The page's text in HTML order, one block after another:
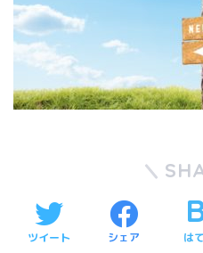
ツイート シェア は